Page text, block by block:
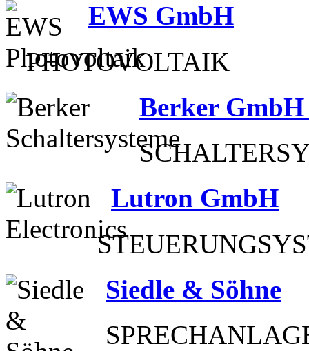
EWS GmbH
PHOTOVOLTAIK
Berker
Lutron GmbH
Siedle & Söhne